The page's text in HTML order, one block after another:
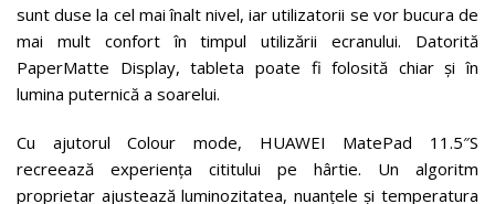
sunt duse la cel mai înalt nivel, iar utilizatorii se vor bucura de
mai mult confort în timpul utilizării ecranului. Datorită
PaperMatte Display, tableta poate fi folosită chiar și în
lumina puternică a soarelui.
Cu ajutorul Colour mode, HUAWEI MatePad 11.5″S
recreează experiența cititului pe hârtie. Un algoritm
proprietar ajustează luminozitatea, nuanțele și temperatura